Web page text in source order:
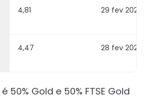
4,81 29 fev 2020
4,47 28 fev 2022
é 50% Gold e 50% FTSE Gold